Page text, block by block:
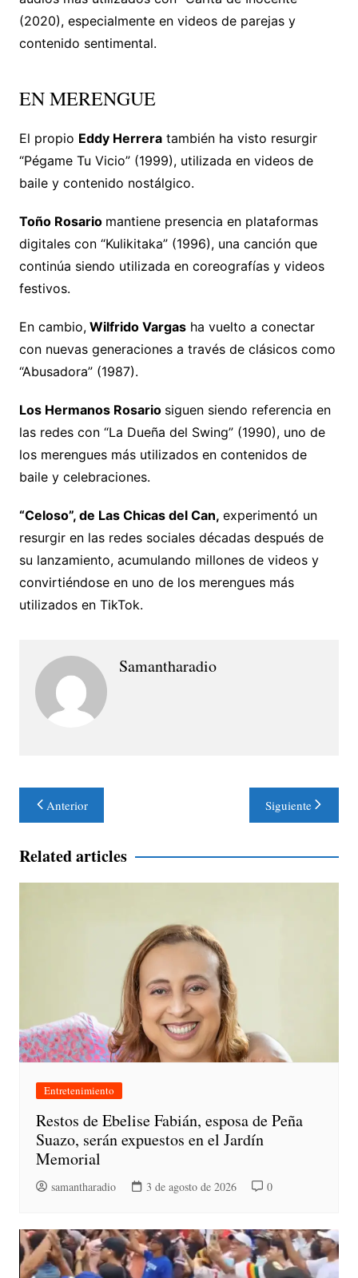
(2020), especialmente en videos de parejas y
contenido sentimental.
EN MERENGUE
El propio Eddy Herreratambién ha visto resurgir
“Pégame Tu Vicio” (1999), utilizada en videos de
baile y contenido nostálgico.
Toño Rosario mantiene presencia en plataformas
digitales con “Kulikitaka” (1996), una canción que
continúa siendo utilizada en coreografías y videos
festivos.
En cambio,Wilfrido Vargasha vuelto a conectar
con nuevas generaciones a través de clásicos como
“Abusadora” (1987).
Los Hermanos Rosario siguen siendo referencia en
las redes con “La Dueña del Swing” (1990), uno de
los merengues más utilizados en contenidos de
baile y celebraciones.
“Celoso”, de Las Chicas del Can, experimentó un
resurgir en las redes sociales décadas después de
su lanzamiento, acumulando millones de videos y
convirtiéndose en uno de los merengues más
utilizados en TikTok.
Samantharadio
Navegación
de
entradas
Anterior Siguiente
Related articles
Entretenimiento
Restos de Ebelise Fabián, esposa de Peña
Suazo, serán expuestos en el Jardín
Memorial
samantharadio 3 de agosto de 2026 0